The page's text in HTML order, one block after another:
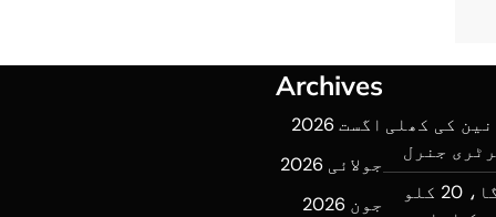
کی کھلی
جنرل
ایک ہفتے میں آٹا مزید مہنگا، 20 کلو
Archives
اگست 2026
جولائی 2026
جون 2026